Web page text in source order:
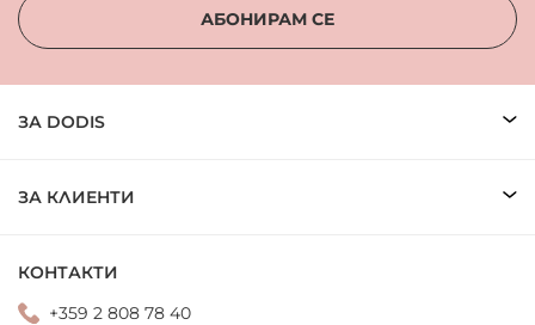
АБОНИРАМ СЕ
ЗА DODIS
ЗА КЛИЕНТИ
КОНТАКТИ
+359 2 808 78 40